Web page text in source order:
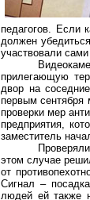
педагогов. Если
должен
участвовали
прилегающую
двор на
первым сентября
проверки мер
предприятия,
заместитель
этом случае
от
Сигнал –
людей ей также